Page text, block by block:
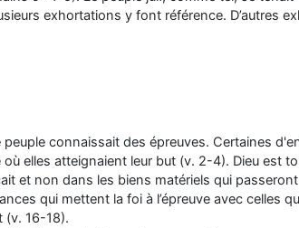
exhortations y font référence. D’autres
connaissait des épreuves. Certaines
elles atteignaient leur but (v. 2-4). Dieu est
et non dans les biens matériels qui passeront
qui mettent la foi à l’épreuve avec celles
(v. 16-18).